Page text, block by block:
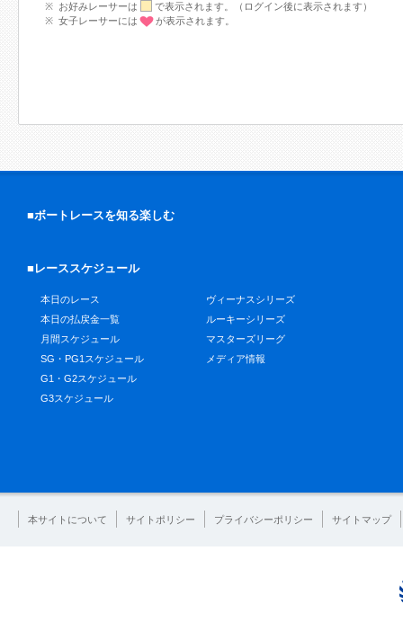
お好みレーサーは
で表示されます。（ログイン後に表示されます）
女子レーサーには
が表示されます。
■ボートレースを知る楽しむ
■レーススケジュール
本日のレース
本日の払戻金一覧
月間スケジュール
SG・PG1スケジュール
G1・G2スケジュール
G3スケジュール
ヴィーナスシリーズ
ルーキーシリーズ
マスターズリーグ
メディア情報
本サイトについて サイトポリシー プライバシーポリシー サイトマップ